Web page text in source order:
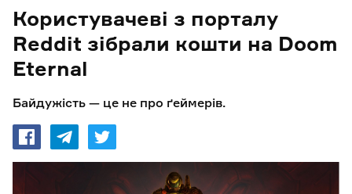
Користувачеві з порталу
Reddit зібрали кошти на Doom
Eternal
Байдужість — це не про ґеймерів.